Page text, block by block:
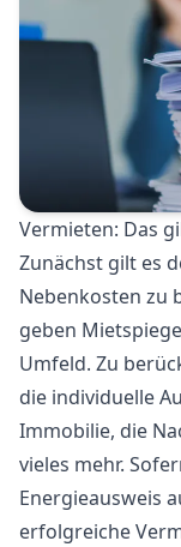
Vermieten: Das
Zunächst gilt es
Nebenkosten zu
geben
Umfeld. Zu
die individuelle
Immobilie, die
vieles mehr.
Energieausweis
erfolgreiche